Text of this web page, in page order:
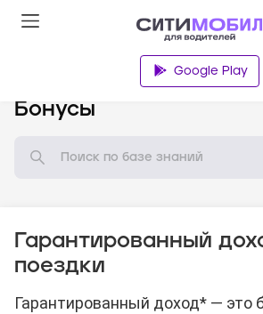
Google Play
Бонусы
Гарантированный
поездки
Гарантированный доход* — это